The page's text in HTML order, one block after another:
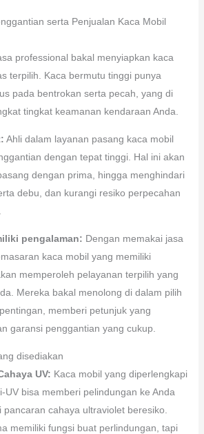
serta Penjualan Kaca Mobil
professional bakal menyiapkan kaca
terpilih. Kaca bermutu tinggi punya
pada bentrokan serta pecah, yang di
tingkat keamanan kendaraan Anda.
Ahli dalam layanan pasang kaca mobil
dengan tepat tinggi. Hal ini akan
dengan prima, hingga menghindari
debu, dan kurangi resiko perpecahan
pengalaman: Dengan memakai jasa
kaca mobil yang memiliki
memperoleh pelayanan terpilih yang
Mereka bakal menolong di dalam pilih
memberi petunjuk yang
garansi penggantian yang cukup.
disediakan
UV: Kaca mobil yang diperlengkapi
UV bisa memberi pelindungan ke Anda
cahaya ultraviolet beresiko.
memiliki fungsi buat perlindungan, tapi